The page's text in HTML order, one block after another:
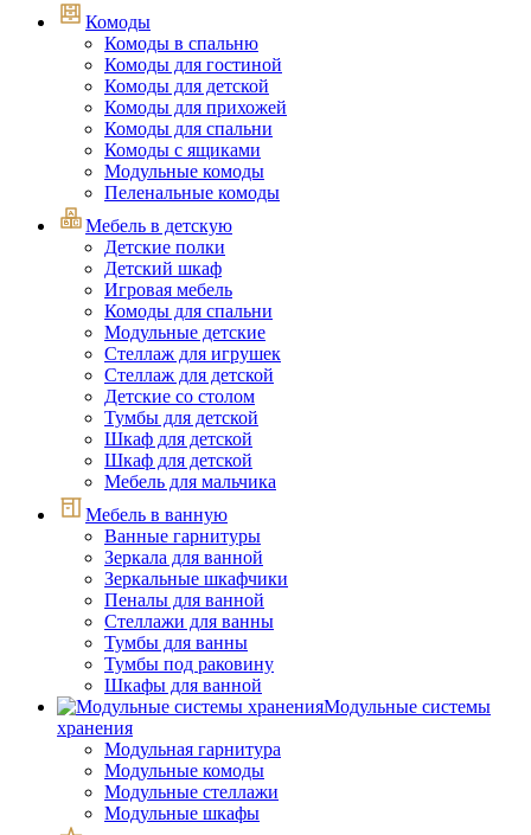
Комоды
Комоды в спальню
Комоды для гостиной
Комоды для детской
Комоды для прихожей
Комоды для спальни
Комоды с ящиками
Модульные комоды
Пеленальные комоды
Мебель в детскую
Детские полки
Детский шкаф
Игровая мебель
Комоды для спальни
Модульные детские
Стеллаж для игрушек
Стеллаж для детской
Детские со столом
Тумбы для детской
Шкаф для детской
Шкаф для детской
Мебель для мальчика
Мебель в ванную
Ванные гарнитуры
Зеркала для ванной
Зеркальные шкафчики
Пеналы для ванной
Стеллажи для ванны
Тумбы для ванны
Тумбы под раковину
Шкафы для ванной
Модульные системы
хранения
Модульная гарнитура
Модульные комоды
Модульные стеллажи
Модульные шкафы